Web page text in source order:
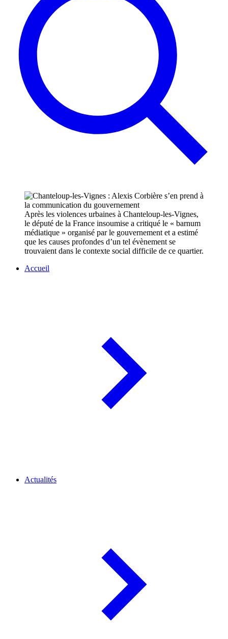
Après les violences urbaines à Chanteloup-les-Vignes,
le député de la France insoumise a critiqué le « barnum
médiatique » organisé par le gouvernement et a estimé
que les causes profondes d’un tel évènement se
trouvaient dans le contexte social difficile de ce quartier.
Accueil
Actualités